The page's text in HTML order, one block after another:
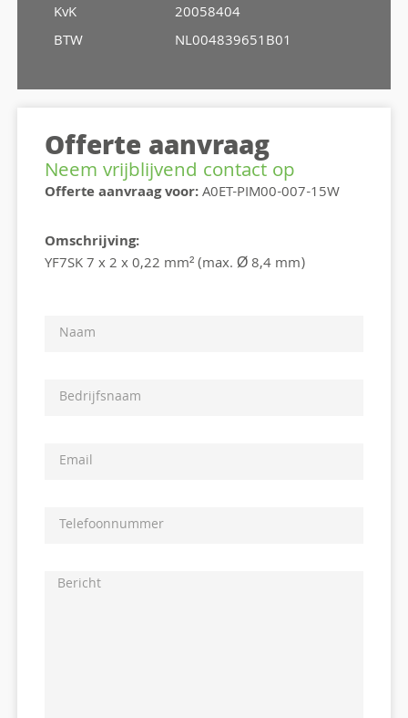
KvK
BTW
20058404
NL004839651B01
Offerte aanvraag
Neem vrijblijvend contact op
Offerte aanvraag voor:A0ET-PIM00-007-15W
Omschrijving:
YF7SK 7 x 2 x 0,22 mm² (max. Ø 8,4 mm)